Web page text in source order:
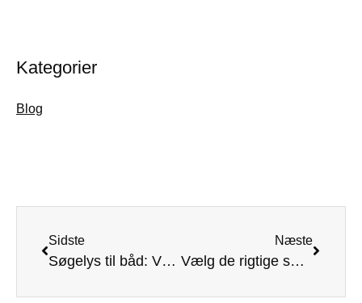
Kategorier
Blog
Sidste
Søgelys til båd: Vælg den bedste LED-løsning
Næste
Vælg de rigtige smøremidler og olie til båden